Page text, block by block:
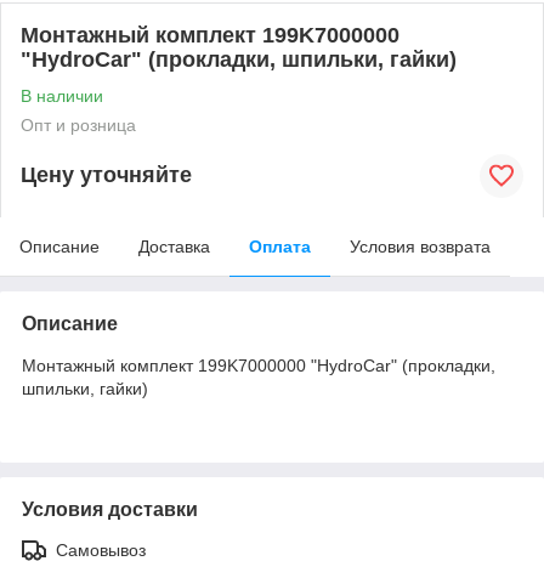
Монтажный комплект 199K7000000
"HydroCar" (прокладки, шпильки, гайки)
В наличии
Опт и розница
Цену уточняйте
Описание Доставка Оплата Условия возврата
Описание
Монтажный комплект 199K7000000 "HydroCar" (прокладки,
шпильки, гайки)
Условия доставки
Самовывоз